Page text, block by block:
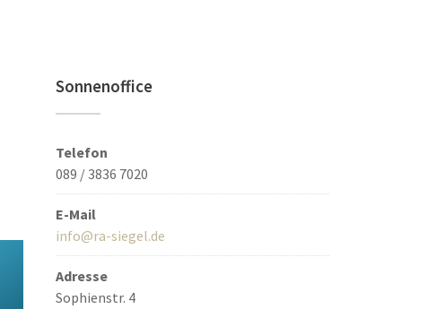
Sonnenoffice
Telefon
089 / 3836 7020
E-Mail
info@ra-siegel.de
Adresse
Sophienstr. 4